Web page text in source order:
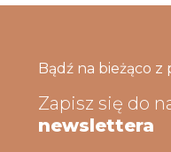
Bądź na bieżąco z
Zapisz się do
newslettera